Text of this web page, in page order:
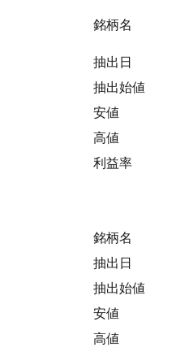
銘柄名
抽出日
抽出始値
安値
高値
利益率
銘柄名
抽出日
抽出始値
安値
高値